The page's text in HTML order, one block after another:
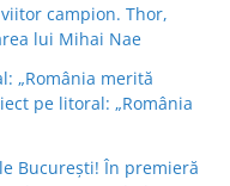
campion. Thor,
lui Mihai Nae
„România merită
pe litoral: „România
București! În premieră